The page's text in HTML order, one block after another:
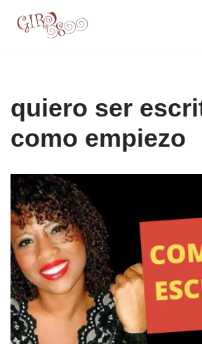
quiero ser
como empiezo